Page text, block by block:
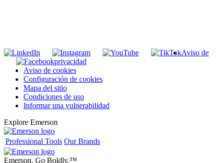
Aviso de
privacidad
Aviso de cookies
Configuración de cookies
Mapa del sitio
Condiciones de uso
Informar una vulnerabilidad
Explore Emerson
Professional Tools Our Brands
Emerson. Go Boldly.™